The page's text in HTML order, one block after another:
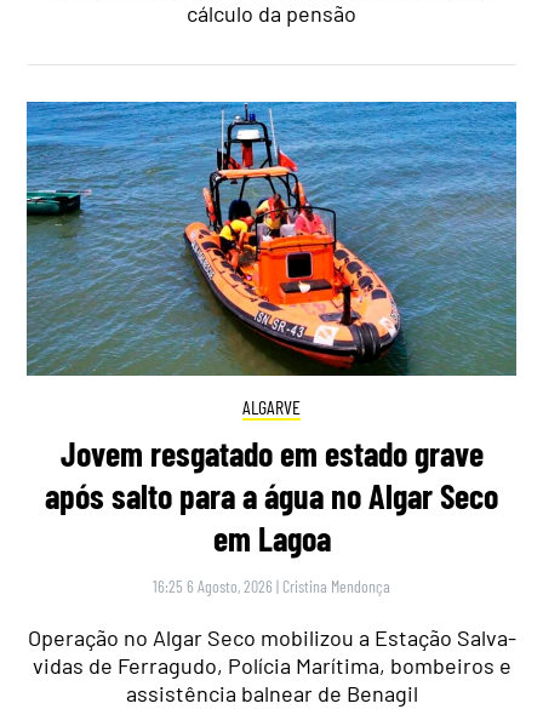
cálculo da pensão
ALGARVE
Jovem resgatado em estado grave
após salto para a água no Algar Seco
em Lagoa
16:25 6 Agosto, 2026 | Cristina Mendonça
Operação no Algar Seco mobilizou a Estação Salva-
vidas de Ferragudo, Polícia Marítima, bombeiros e
assistência balnear de Benagil